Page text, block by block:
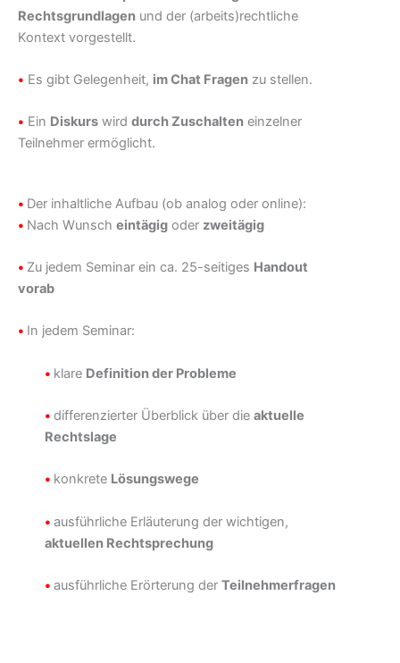
Rechtsgrundlagen und der (arbeits)rechtliche
Kontext vorgestellt.
• Es gibt Gelegenheit, im Chat Fragen zu stellen.
• Ein Diskurs wird durch Zuschalten einzelner
Teilnehmer ermöglicht.
• Der inhaltliche Aufbau (ob analog oder online):
• Nach Wunsch eintägig oder zweitägig
• Zu jedem Seminar ein ca. 25-seitiges Handout
vorab
• In jedem Seminar:
• klare Definition der Probleme
• differenzierter Überblick über die aktuelle
Rechtslage
• konkrete Lösungswege
• ausführliche Erläuterung der wichtigen,
aktuellen Rechtsprechung
• ausführliche Erörterung der Teilnehmerfragen